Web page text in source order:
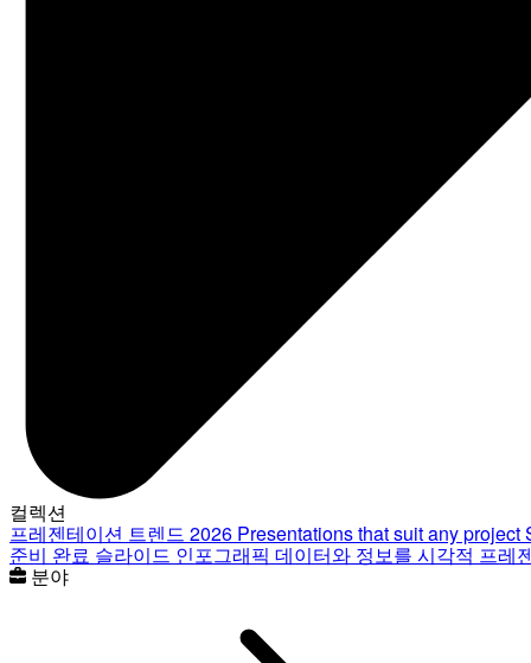
컬렉션
프레젠테이션 트렌드 2026 Presentations that suit any project
준비 완료 슬라이드 인포그래픽 데이터와 정보를 시각적 프레
분야